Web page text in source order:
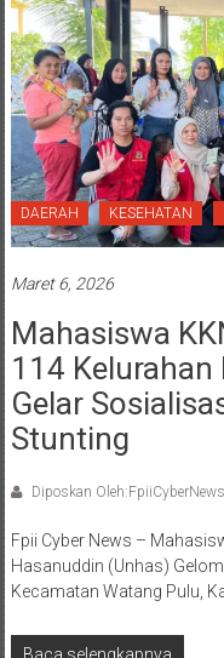
DAERAH KESEHATAN
Maret 6, 2026
Mahasiswa
114 Kelurahan
Gelar
Stunting
Diposkan Oleh:FpiiCyberNews
Fpii Cyber News –
Hasanuddin (Unhas)
Kecamatan Watang Pulu,